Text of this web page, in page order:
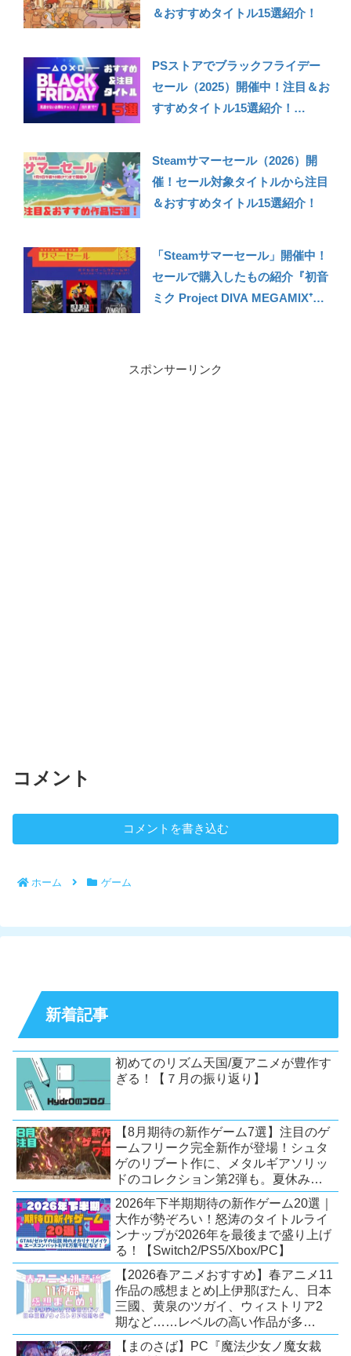
＆おすすめタイトル15選紹介！
PSストアでブラックフライデー
セール（2025）開催中！注目＆お
すすめタイトル15選紹介！
Steamサマーセール（2026）開
催！セール対象タイトルから注目
＆おすすめタイトル15選紹介！
「Steamサマーセール」開催中！
セールで購入したもの紹介『初音
ミク Project DIVA MEGAMIX⁺』
スポンサーリンク
コメント
コメントを書き込む
ホーム ゲーム
新着記事
初めてのリズム天国/夏アニメが豊作す
ぎる！【７月の振り返り】
【8月期待の新作ゲーム7選】注目のゲ
ームフリーク完全新作が登場！シュタ
ゲのリブート作に、メタルギアソリッ
ドのコレクション第2弾も。夏休みを
盛り上げるタイトル大集合！
【Switch2/PS5/PC】
2026年下半期期待の新作ゲーム20選｜
大作が勢ぞろい！怒涛のタイトルライ
ンナップが2026年を最後まで盛り上げ
る！【Switch2/PS5/Xbox/PC】
【2026春アニメおすすめ】春アニメ11
作品の感想まとめ|上伊那ぼたん、日本
三國、黄泉のツガイ、ウィストリア2
期など……レベルの高い作品が多
い！？
【まのさば】PC『魔法少女ノ魔女裁